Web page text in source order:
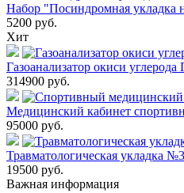
Набор "Посиндромная укладка
5200 руб.
Хит
Газоанализатор окиси
314900 руб.
Медицинский кабинет
95000 руб.
Травматологическая укладка
19500 руб.
Важная информация